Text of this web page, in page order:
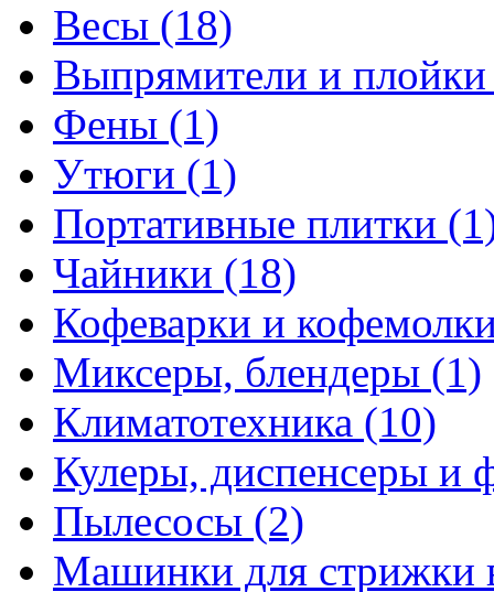
Весы (18)
Выпрямители и
Фены (1)
Утюги (1)
Портативные плитки
Чайники (18)
Кофеварки и
Миксеры, блендеры (1)
Климатотехника (10)
Кулеры, диспенсеры и
Пылесосы (2)
Машинки для стрижки